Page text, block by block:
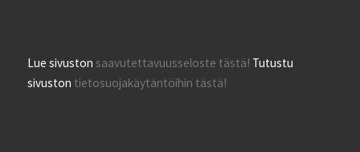
Lue sivustonsaavutettavuusseloste tästä! Tutustu
sivuston tietosuojakäytäntöihin tästä!